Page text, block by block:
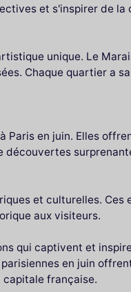
et s'inspirer de
unique. Le
Chaque quartier a
en juin. Elles
et culturelles.
aux visiteurs.
qui captivent et
en juin
française.